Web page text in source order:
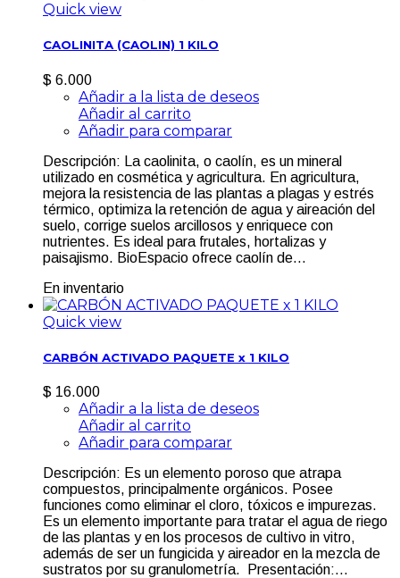
Quick view
CAOLINITA (CAOLIN) 1 KILO
$ 6.000
Añadir a la lista de deseos
Añadir al carrito
Añadir para comparar
Descripción: La caolinita, o caolín, es un mineral
utilizado en cosmética y agricultura. En agricultura,
mejora la resistencia de las plantas a plagas y estrés
térmico, optimiza la retención de agua y aireación del
suelo, corrige suelos arcillosos y enriquece con
nutrientes. Es ideal para frutales, hortalizas y
paisajismo. BioEspacio ofrece caolín de...
En inventario
Quick view
CARBÓN ACTIVADO PAQUETE x 1 KILO
$ 16.000
Añadir a la lista de deseos
Añadir al carrito
Añadir para comparar
Descripción: Es un elemento poroso que atrapa
compuestos, principalmente orgánicos. Posee
funciones como eliminar el cloro, tóxicos e impurezas.
Es un elemento importante para tratar el agua de riego
de las plantas y en los procesos de cultivo in vitro,
además de ser un fungicida y aireador en la mezcla de
sustratos por su granulometría. Presentación:...